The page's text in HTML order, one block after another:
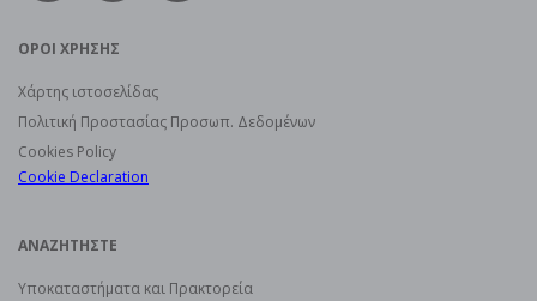
ΟΡΟΙ ΧΡΗΣΗΣ
Χάρτης ιστοσελίδας
Πολιτική Προστασίας Προσωπ. Δεδομένων
Cookies Policy
Cookie Declaration
ΑΝΑΖΗΤΗΣΤΕ
Υποκαταστήματα και Πρακτορεία